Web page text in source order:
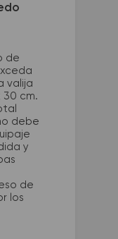
de
valija
30 cm.
debe
y
de
los